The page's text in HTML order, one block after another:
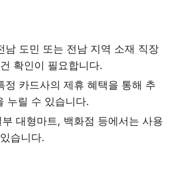
남 도민 또는 전남 지역 소재 직장
확인이 필요합니다.
정 카드사의 제휴 혜택을 통해 추
누릴 수 있습니다.
대형마트, 백화점 등에서는 사용
습니다.